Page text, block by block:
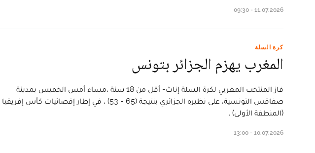
11.07.2026 - 09:30
كرة السلة
المغرب يهزم الجزائر بتونس
فاز المنتخب المغربي لكرة السلة إناث- أقل من 18 سنة ،مساء أمس الخميس بمدينة
صفاقس التونسية، على نظيره الجزائري بنتيجة (65 - 53) ، في إطار إقصائيات كأس إفريقيا
(المنطقة الأولى) .
10.07.2026 - 13:00